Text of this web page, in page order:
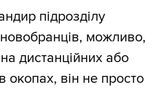
підрозділу
можливо,
дистанційних або
окопах, він не просто